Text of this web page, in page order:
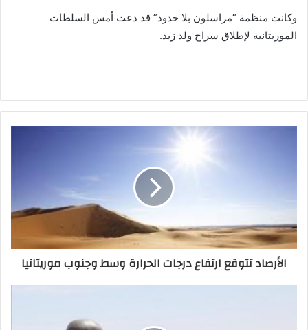
وكانت منظمة “مراسلون بلا حدود” قد دعت أمس السلطات
الموريتانية لإطلاق سراح ولد زيد.
الأرصاد تتوقع ارتفاع درجات الحرارة وسط وجنوب موريتانيا